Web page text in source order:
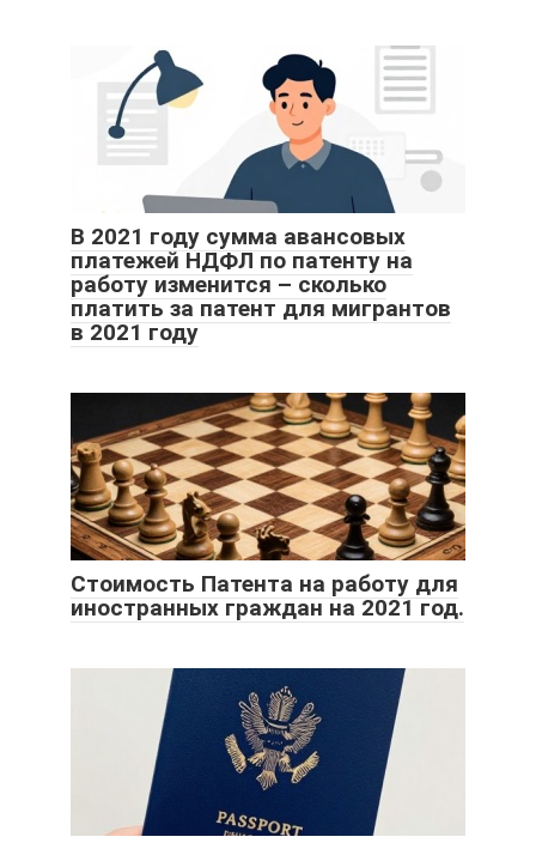
В 2021 году сумма авансовых
платежей НДФЛ по патенту на
работу изменится – сколько
платить за патент для мигрантов
в 2021 году
Стоимость Патента на работу для
иностранных граждан на 2021 год.